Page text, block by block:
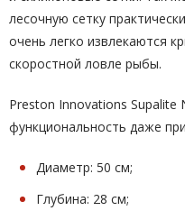
лесочную сетку
очень легко извлекаются
скоростной ловле рыбы.
Preston Innovations Supalite
функциональность даже
Диаметр: 50 см;
Глубина: 28 см;